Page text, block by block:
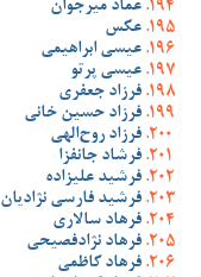
عماد میرجوان
عکس
عیسی ابراهیمی
عیسی پرتو
فرزاد جعفری
فرزاد حسین خانی
فرزاد روح‌الهی
فرشاد جانفزا
فرشید علیزاده
فرشید فارسی نژادیان
فرهاد سالاری
فرهاد نژادفصیحی
فرهاد کاظمی